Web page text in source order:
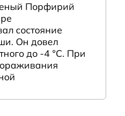
Порфирий
состояние
Он довел
до -4 °C. При